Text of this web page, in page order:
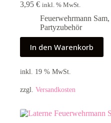
3,95 € inkl. % MwSt.
Feuerwehrmann Sam,
Partyzubehör
In den Warenkorb
inkl. 19 % MwSt.
zzgl. Versandkosten